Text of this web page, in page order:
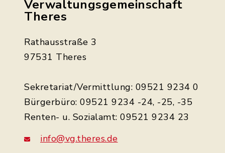
Verwaltungsgemeinschaft
Theres
Rathausstraße 3
97531 Theres
Sekretariat/Vermittlung: 09521 9234 0
Bürgerbüro: 09521 9234 -24, -25, -35
Renten- u. Sozialamt: 09521 9234 23
info@vg.theres.de